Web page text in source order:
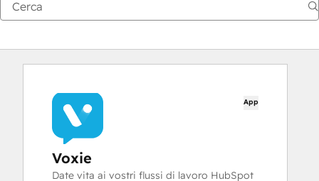
App
Voxie
Date vita ai vostri flussi di lavoro HubSpot